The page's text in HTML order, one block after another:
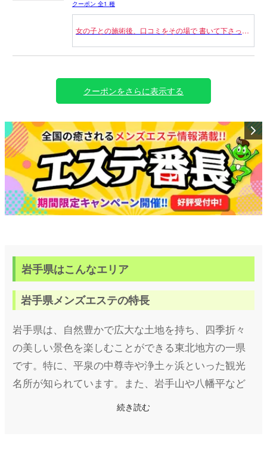
クーポン 全1 種
女の子との施術後、口コミをその場で 書いて下さった
クーポンをさらに表示する
岩手県はこんなエリア
岩手県メンズエステの特長
岩手県は、自然豊かで広大な土地を持ち、四季折々
の美しい景色を楽しむことができる東北地方の一県
です。特に、平泉の中尊寺や浄土ヶ浜といった観光
名所が知られています。また、岩手山や八幡平など
の山岳エリアでは、温泉地も豊富にあり、多くの観
続き読む